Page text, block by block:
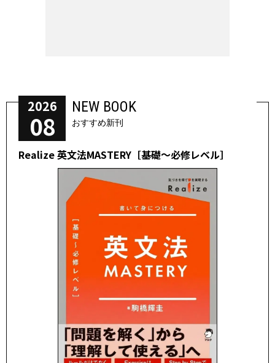
2026
08
NEW BOOK
おすすめ新刊
Realize 英文法MASTERY［基礎～必修レベル］